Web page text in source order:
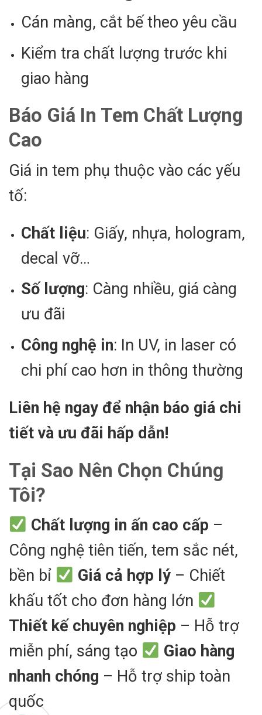
Cán màng, cắt bế theo yêu cầu
Kiểm tra chất lượng trước khi
giao hàng
Báo Giá In Tem Chất Lượng
Cao
Giá in tem phụ thuộc vào các yếu
tố:
Chất liệu: Giấy, nhựa, hologram,
decal vỡ…
Số lượng: Càng nhiều, giá càng
ưu đãi
Công nghệ in: In UV, in laser có
chi phí cao hơn in thông thường
Liên hệ ngay để nhận báo giá chi
tiết và ưu đãi hấp dẫn!
Tại Sao Nên Chọn Chúng
Tôi?
Chất lượng in ấn cao cấp –
Công nghệ tiên tiến, tem sắc nét,
bền bỉ
Giá cả hợp lý– Chiết
khấu tốt cho đơn hàng lớn
Thiết kế chuyên nghiệp – Hỗ trợ
miễn phí, sáng tạo
Giao hàng
nhanh chóng – Hỗ trợ ship toàn
quốc